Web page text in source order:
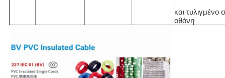
και τυλιγμένο
οθόνη